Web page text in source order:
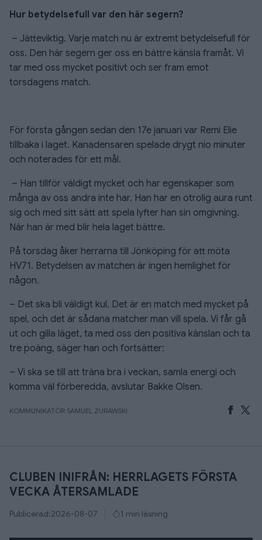
Hur betydelsefull var den här segern?
– Jätteviktig. Varje match nu är extremt betydelsefull för
oss. Den här segern ger oss en bättre känsla framåt. Vi
tar med oss mycket positivt och ser fram emot
torsdagens match.
För första gången sedan den 17e januari var Remi Elie
tillbaka i laget. Kanadensaren spelade drygt nio minuter
och noterades för ett mål.
– Han tillför väldigt mycket och har egenskaper som
många av oss andra inte har. Han har en otrolig aura runt
sig och med sitt sätt att spela lyfter han sin omgivning.
När han är med blir hela laget bättre.
På torsdag åker herrarna till Jönköping för att möta
HV71. Betydelsen av matchen är ingen hemlighet för
någon.
– Det ska bli väldigt kul. Det är en match med mycket på
spel, och det är sådana matcher man vill spela. Vi får gå
ut och gilla läget, ta med oss den positiva känslan och ta
tre poäng, säger han och fortsätter:
– Vi ska se till att träna bra i veckan, samla energi och
komma väl förberedda, avslutar Bakke Olsen.
KOMMUNIKATÖR SAMUEL ZURAWSKI
CLUBEN INIFRÅN: HERRLAGETS FÖRSTA
VECKA ÅTERSAMLADE
Publicerad:2026-08-07 1 min läsning